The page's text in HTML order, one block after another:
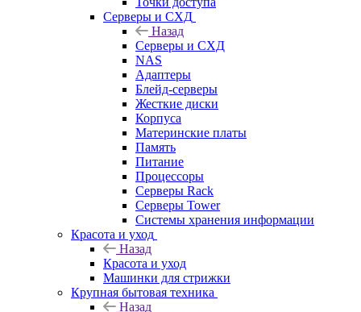
Серверы и СХД
Назад
Серверы и СХД
NAS
Адаптеры
Блейд-серверы
Жесткие диски
Корпуса
Материнские платы
Память
Питание
Процессоры
Серверы Rack
Серверы Tower
Системы хранения информации
Красота и уход
Назад
Красота и уход
Машинки для стрижки
Крупная бытовая техника
Назад